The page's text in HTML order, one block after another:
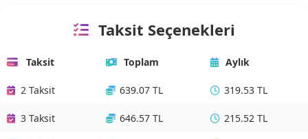
Taksit Seçenekleri
Taksit Toplam Aylık
2 Taksit 639.07 TL 319.53 TL
3 Taksit 646.57 TL 215.52 TL